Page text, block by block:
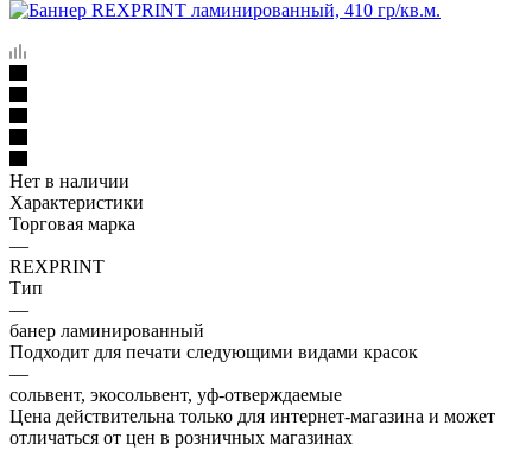
Нет в наличии
Характеристики
Торговая марка
—
REXPRINT
Тип
—
банер ламинированный
Подходит для печати следующими видами красок
—
сольвент, экосольвент, уф-отверждаемые
Цена действительна только для интернет-магазина и может
отличаться от цен в розничных магазинах